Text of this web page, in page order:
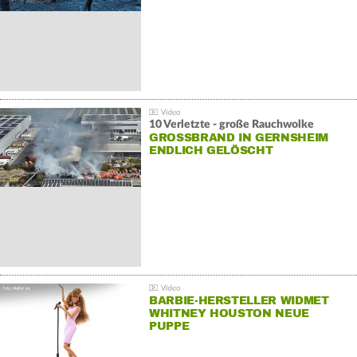
10 Verletzte - große Rauchwolke
GROSSBRAND IN GERNSHEIM E
NDLICH GELÖSCHT
BARBIE-HERSTELLER WIDMET
WHITNEY HOUSTON NEUE
PUPPE